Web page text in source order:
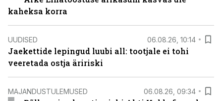
kaheksa korra
UUDISED 06.08.26, 10:14
Jaekettide lepingud luubi all: tootjale ei tohi
veeretada ostja äririski
MAJANDUSTULEMUSED 06.08.26, 09:34